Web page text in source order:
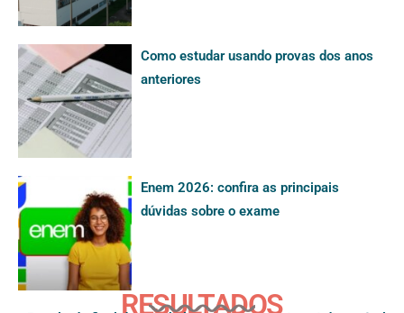
Como estudar usando provas dos anos
anteriores
Enem 2026: confira as principais
dúvidas sobre o exame
RESULTADOS